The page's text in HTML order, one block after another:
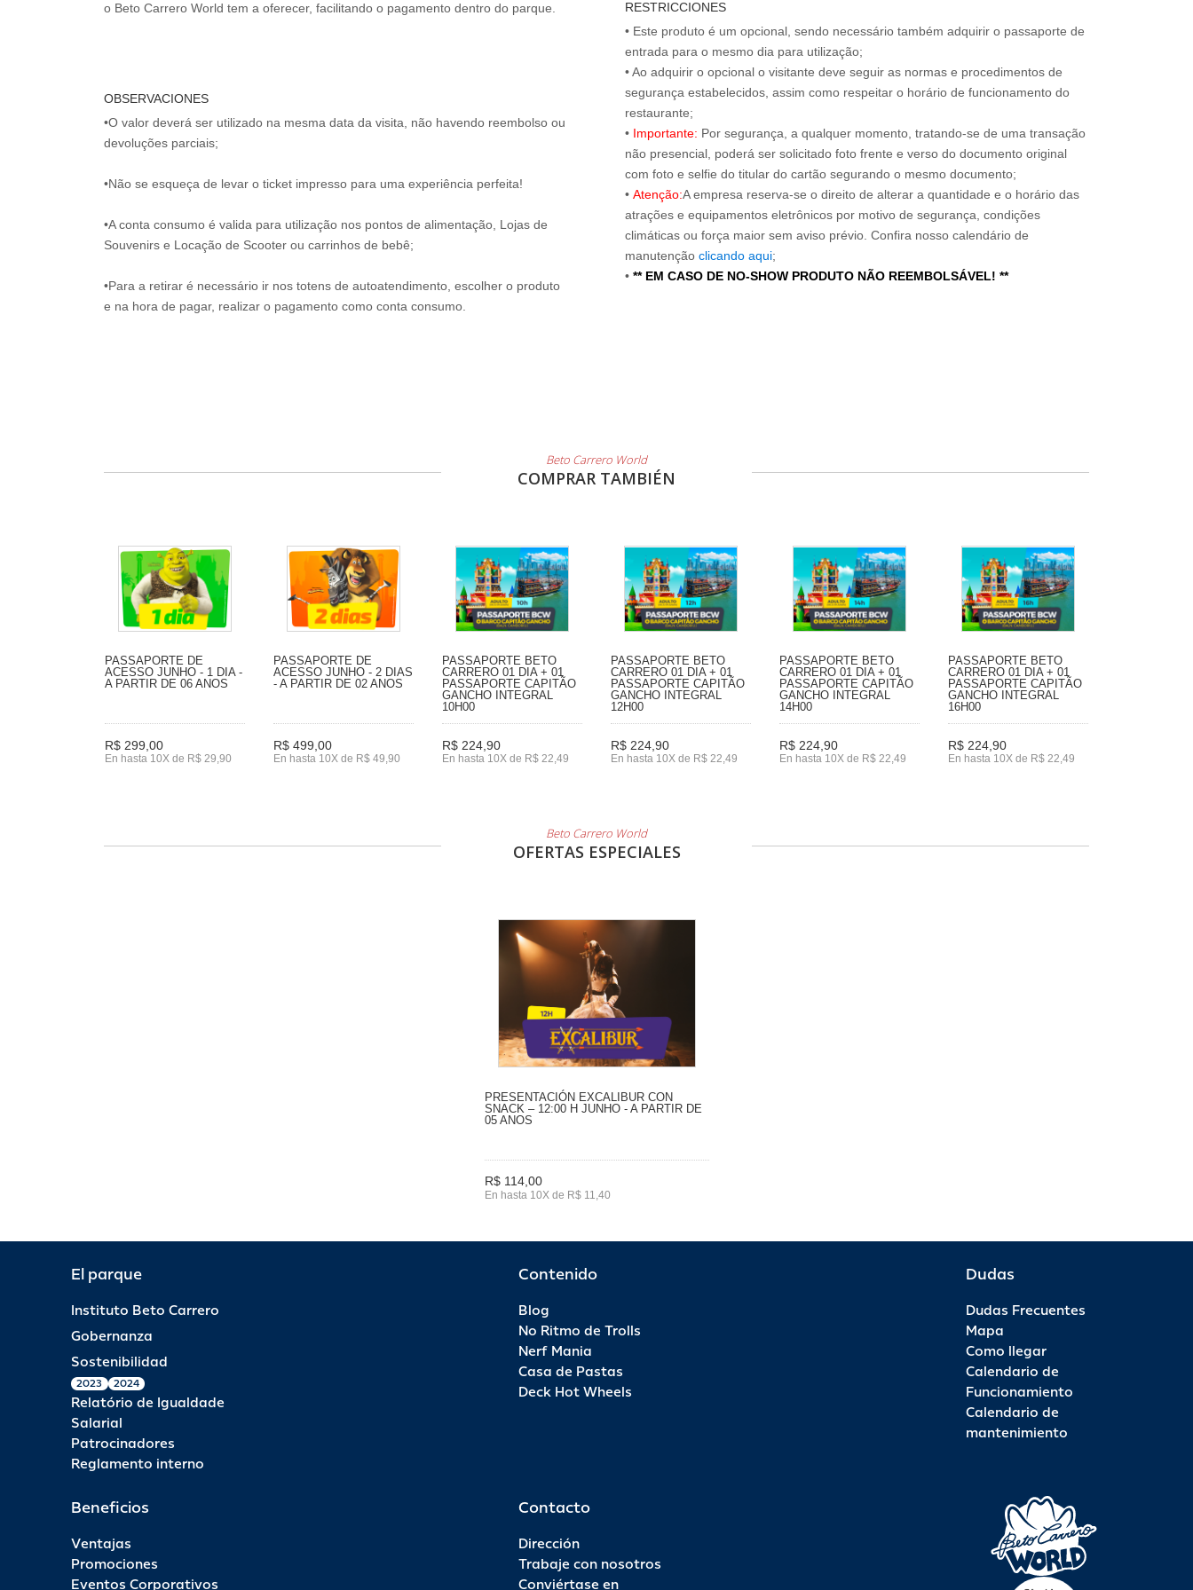
o Beto Carrero World tem a oferecer, facilitando o pagamento dentro do parque.
OBSERVACIONES
•O valor deverá ser utilizado na mesma data da visita, não havendo reembolso ou
devoluções parciais;
•Não se esqueça de levar o ticket impresso para uma experiência perfeita!
•A conta consumo é valida para utilização nos pontos de alimentação, Lojas de
Souvenirs e Locação de Scooter ou carrinhos de bebê;
•Para a retirar é necessário ir nos totens de autoatendimento, escolher o produto
e na hora de pagar, realizar o pagamento como conta consumo.
RESTRICCIONES
• Este produto é um opcional, sendo necessário também adquirir o passaporte de
entrada para o mesmo dia para utilização;
• Ao adquirir o opcional o visitante deve seguir as normas e procedimentos de
segurança estabelecidos, assim como respeitar o horário de funcionamento do
restaurante;
• Importante: Por segurança, a qualquer momento, tratando-se de uma transação
não presencial, poderá ser solicitado foto frente e verso do documento original
com foto e selfie do titular do cartão segurando o mesmo documento;
• Atenção:A empresa reserva-se o direito de alterar a quantidade e o horário das
atrações e equipamentos eletrônicos por motivo de segurança, condições
climáticas ou força maior sem aviso prévio. Confira nosso calendário de
manutenção clicando aqui;
• ** EM CASO DE NO-SHOW PRODUTO NÃO REEMBOLSÁVEL! **
Beto Carrero World
COMPRAR TAMBIÉN
PASSAPORTE DE
ACESSO JUNHO - 1 DIA -
A PARTIR DE 06 ANOS
R$ 299,00
En hasta 10X de R$ 29,90
PASSAPORTE DE
ACESSO JUNHO - 2 DIAS
- A PARTIR DE 02 ANOS
R$ 499,00
En hasta 10X de R$ 49,90
PASSAPORTE BETO
CARRERO 01 DIA + 01
PASSAPORTE CAPITÃO
GANCHO INTEGRAL
10H00
R$ 224,90
En hasta 10X de R$ 22,49
PASSAPORTE BETO
CARRERO 01 DIA + 01
PASSAPORTE CAPITÃO
GANCHO INTEGRAL
12H00
R$ 224,90
En hasta 10X de R$ 22,49
PASSAPORTE BETO
CARRERO 01 DIA + 01
PASSAPORTE CAPITÃO
GANCHO INTEGRAL
14H00
R$ 224,90
En hasta 10X de R$ 22,49
PASSAPORTE BETO
CARRERO 01 DIA + 01
PASSAPORTE CAPITÃO
GANCHO INTEGRAL
16H00
R$ 224,90
En hasta 10X de R$ 22,49
Beto Carrero World
OFERTAS ESPECIALES
PRESENTACIÓN EXCALIBUR CON
SNACK – 12:00 H JUNHO - A PARTIR DE
05 ANOS
R$ 114,00
En hasta 10X de R$ 11,40
El parque
Instituto Beto Carrero
Gobernanza
Sostenibilidad
2023 2024
Relatório de Igualdade
Salarial
Patrocinadores
Reglamento interno
Contenido
Blog
No Ritmo de Trolls
Nerf Mania
Casa de Pastas
Deck Hot Wheels
Dudas
Dudas Frecuentes
Mapa
Como llegar
Calendario de
Funcionamiento
Calendario de
mantenimiento
Beneficios
Ventajas
Promociones
Eventos Corporativos
Contacto
Dirección
Trabaje con nosotros
Conviértase en